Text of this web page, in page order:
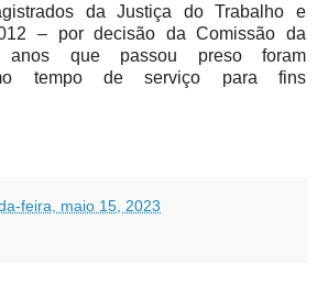
da Justiça do Trabalho e
– por decisão da Comissão da
que passou preso foram
tempo de serviço para fins
feira, maio 15, 2023